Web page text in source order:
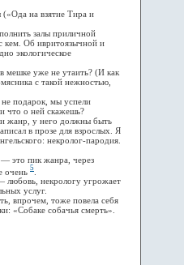
на взятие Тира и
залы приличной
кем. Об ивритоязычной и
экологическое
уже не утаить? (И как
с такой нежностью,
подарок, мы успели
что о ней скажешь?
жанр, у него должны быть
в прозе для взрослых. Я
некролог-пародия.
это пик жанра, через
очень 5
некрологу угрожает
услуг.
впрочем, тоже повела себя
«Собаке собачья смерть».